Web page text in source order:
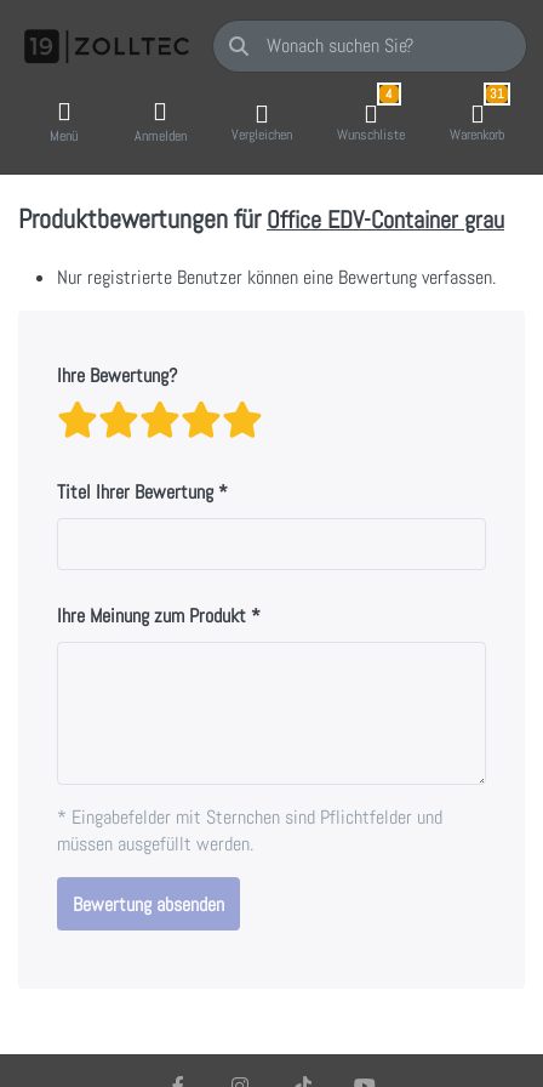
Geben Sie einen Suchbegriff ein. Während
Menü Anmelden Vergleichen
4
Wunschliste
31
Warenkorb
Produktbewertungen für Office EDV-Container grau
Nur registrierte Benutzer können eine Bewertung verfassen.
Ihre Bewertung?
Bewertung: 4 von 5
Bewertung: 3 von 5
Bewertung: 2 von 5 Sternen.
Bewertung: 1 von 5 Sternen.
Titel Ihrer Bewertung
Ihre Meinung zum Produkt
* Eingabefelder mit Sternchen sind Pflichtfelder und
müssen ausgefüllt werden.
Bewertung absenden